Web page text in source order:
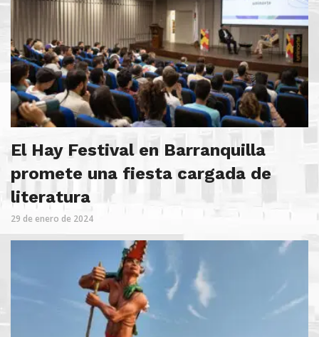
El Hay Festival en Barranquilla
promete una fiesta cargada de
literatura
29 de enero de 2024